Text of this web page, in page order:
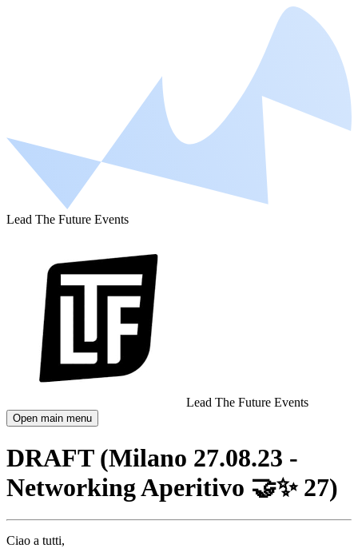
Lead The Future Events
Lead The Future Events
Open main menu
DRAFT (Milano 27.08.23 -
Networking Aperitivo 🤝✨ 27)
Ciao a tutti,